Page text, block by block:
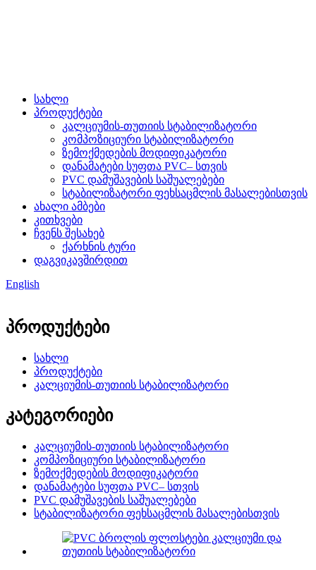
სახლი
პროდუქტები
კალციუმის-თუთიის სტაბილიზატორი
კომპოზიციური სტაბილიზატორი
ზემოქმედების მოდიფიკატორი
დანამატები სუფთა PVC– სთვის
PVC დამუშავების საშუალებები
სტაბილიზატორი ფეხსაცმლის მასალებისთვის
ახალი ამბები
კითხვები
ჩვენს შესახებ
ქარხნის ტური
დაგვიკავშირდით
English
პროდუქტები
სახლი
პროდუქტები
კალციუმის-თუთიის სტაბილიზატორი
კატეგორიები
კალციუმის-თუთიის სტაბილიზატორი
კომპოზიციური სტაბილიზატორი
ზემოქმედების მოდიფიკატორი
დანამატები სუფთა PVC– სთვის
PVC დამუშავების საშუალებები
სტაბილიზატორი ფეხსაცმლის მასალებისთვის